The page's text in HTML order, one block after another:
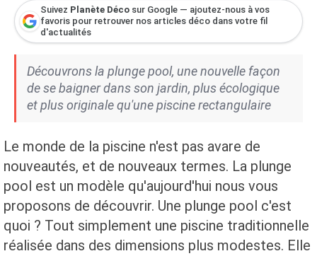
Suivez Planète Déco sur Google — ajoutez-nous à vos
favoris pour retrouver nos articles déco dans votre fil
d'actualités
Découvrons la plunge pool, une nouvelle façon
de se baigner dans son jardin, plus écologique
et plus originale qu'une piscine rectangulaire
Le monde de la piscine n'est pas avare de
nouveautés, et de nouveaux termes. La plunge
pool est un modèle qu'aujourd'hui nous vous
proposons de découvrir. Une plunge pool c'est
quoi ? Tout simplement une piscine traditionnelle
réalisée dans des dimensions plus modestes. Elle